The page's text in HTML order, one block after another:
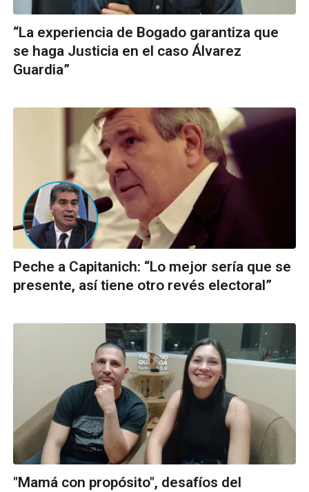
“La experiencia de Bogado garantiza que
se haga Justicia en el caso Álvarez
Guardia”
Peche a Capitanich: “Lo mejor sería que se
presente, así tiene otro revés electoral”
"Mamá con propósito", desafíos del